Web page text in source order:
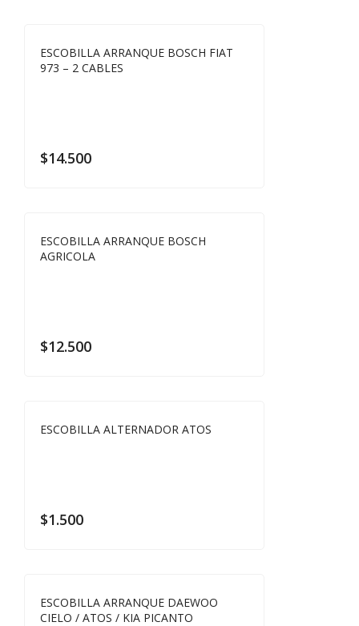
ESCOBILLA ARRANQUE BOSCH FIAT
973 – 2 CABLES
$14.500
ESCOBILLA ARRANQUE BOSCH
AGRICOLA
$12.500
ESCOBILLA ALTERNADOR ATOS
$1.500
ESCOBILLA ARRANQUE DAEWOO
CIELO / ATOS / KIA PICANTO